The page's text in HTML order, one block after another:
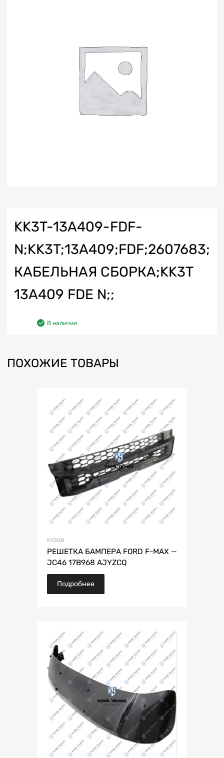
KK3T-13A409-FDF-
N;KK3T;13A409;FDF;2607683;
КАБЕЛЬНАЯ СБОРКА;KK3T
13A409 FDE N;;
В наличии
ПОХОЖИЕ ТОВАРЫ
КУЗОВ
РЕШЕТКА БАМПЕРА FORD F-MAX —
JC46 17B968 AJYZCQ
Подробнее